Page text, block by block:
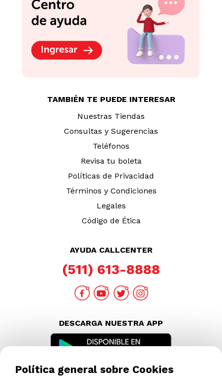
TAMBIÉN TE PUEDE INTERESAR
Nuestras Tiendas
Consultas y Sugerencias
Teléfonos
Revisa tu boleta
Políticas de Privacidad
Términos y Condiciones
Legales
Código de Ética
AYUDA CALLCENTER
(511) 613-8888
DESCARGA NUESTRA APP
Política general sobre Cookies